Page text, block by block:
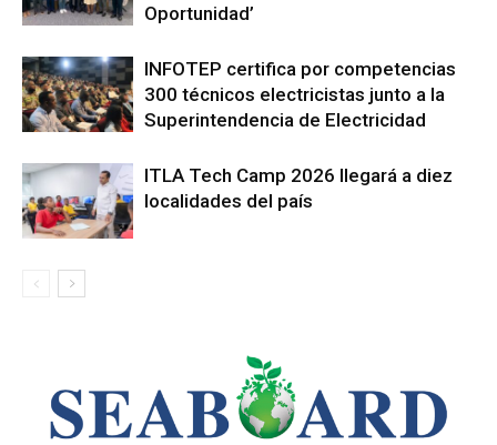
Oportunidad’
INFOTEP certifica por competencias
300 técnicos electricistas junto a la
Superintendencia de Electricidad
ITLA Tech Camp 2026 llegará a diez
localidades del país